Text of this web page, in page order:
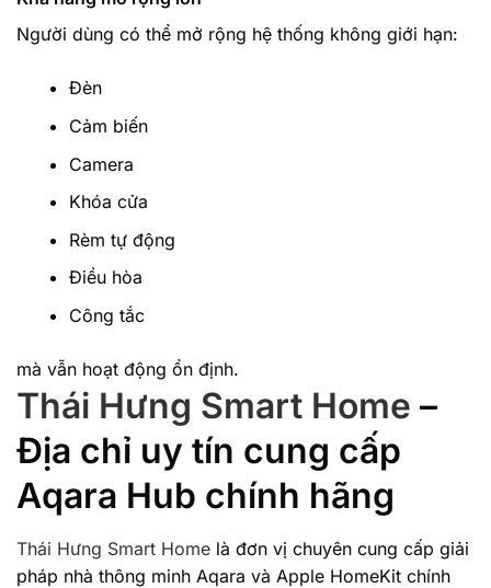
Người dùng có thể mở rộng hệ thống không giới hạn:
Đèn
Cảm biến
Camera
Khóa cửa
Rèm tự động
Điều hòa
Công tắc
mà vẫn hoạt động ổn định.
Thái Hưng Smart Home –
Địa chỉ uy tín cung cấp
Aqara Hub chính hãng
Thái Hưng Smart Home là đơn vị chuyên cung cấp giải
pháp nhà thông minh Aqara và Apple HomeKit chính